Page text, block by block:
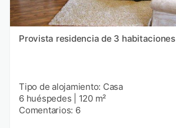
Provista residencia de 3 habitaciones
Tipo de alojamiento: Casa
6 huéspedes
120 m²
Comentarios: 6